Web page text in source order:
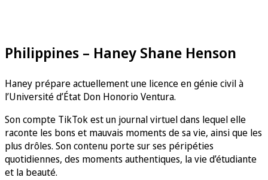
Philippines – Haney Shane Henson
Haney prépare actuellement une licence en génie civil à
l’Université d’État Don Honorio Ventura.
Son compte TikTok est un journal virtuel dans lequel elle
raconte les bons et mauvais moments de sa vie, ainsi que les
plus drôles. Son contenu porte sur ses péripéties
quotidiennes, des moments authentiques, la vie d’étudiante
et la beauté.